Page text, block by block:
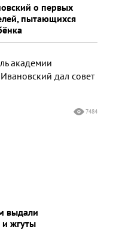
о первых
пытающихся
академии
дал совет
7484
выдали
жгуты